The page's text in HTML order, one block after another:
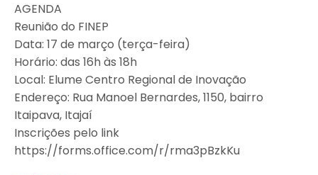
AGENDA
Reunião do FINEP
Data: 17 de março (terça-feira)
Horário: das 16h às 18h
Local: Elume Centro Regional de Inovação
Endereço: Rua Manoel Bernardes, 1150, bairro
Itaipava, Itajaí
Inscrições pelo link
https://forms.office.com/r/rma3pBzkKu